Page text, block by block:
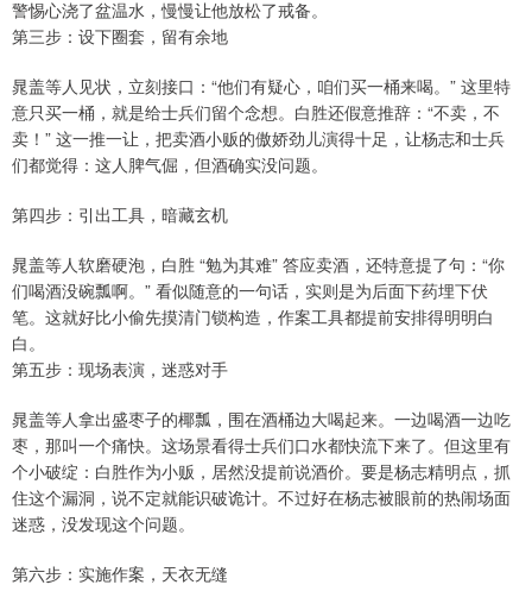
警惕心浇了盆温水，慢慢让他放松了戒备。
第三步：设下圈套，留有余地
晁盖等人见状，立刻接口：“他们有疑心，咱们买一桶来喝。” 这里特
意只买一桶，就是给士兵们留个念想。白胜还假意推辞：“不卖，不
卖！” 这一推一让，把卖酒小贩的傲娇劲儿演得十足，让杨志和士兵
们都觉得：这人脾气倔，但酒确实没问题。
第四步：引出工具，暗藏玄机
晁盖等人软磨硬泡，白胜 “勉为其难” 答应卖酒，还特意提了句：“你
们喝酒没碗瓢啊。” 看似随意的一句话，实则是为后面下药埋下伏
笔。这就好比小偷先摸清门锁构造，作案工具都提前安排得明明白
白。
第五步：现场表演，迷惑对手
晁盖等人拿出盛枣子的椰瓢，围在酒桶边大喝起来。一边喝酒一边吃
枣，那叫一个痛快。这场景看得士兵们口水都快流下来了。但这里有
个小破绽：白胜作为小贩，居然没提前说酒价。要是杨志精明点，抓
住这个漏洞，说不定就能识破诡计。不过好在杨志被眼前的热闹场面
迷惑，没发现这个问题。
第六步：实施作案，天衣无缝